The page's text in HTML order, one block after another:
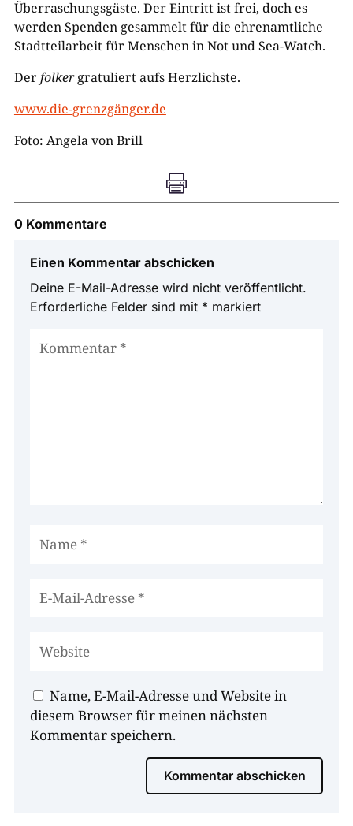
Überraschungsgäste. Der Eintritt ist frei, doch es
werden Spenden gesammelt für die ehrenamtliche
Stadtteilarbeit für Menschen in Not und Sea-Watch.
Derfolkergratuliert aufs Herzlichste.
www.die-grenzgänger.de
Foto: Angela von Brill

0 Kommentare
Einen Kommentar abschicken
Deine E-Mail-Adresse wird nicht veröffentlicht.
Erforderliche Felder sind mit * markiert
Name, E-Mail-Adresse und Website in
diesem Browser für meinen nächsten
Kommentar speichern.
Kommentar abschicken